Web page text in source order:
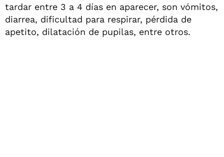
tardar entre 3 a 4 días en aparecer, son vómitos,
diarrea, dificultad para respirar, pérdida de
apetito, dilatación de pupilas, entre otros.